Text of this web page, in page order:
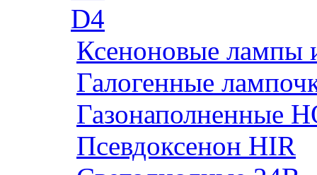
D4
Ксеноновые лампы
Галогенные
Газонаполненные
Псевдоксенон HIR